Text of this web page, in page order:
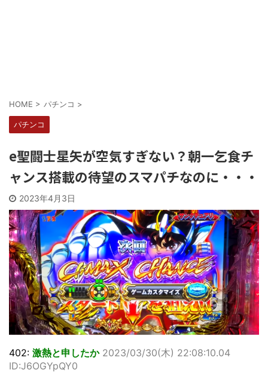
HOME > パチンコ >
パチンコ
e聖闘士星矢が空気すぎない？朝一乞食チ
ャンス搭載の待望のスマパチなのに・・・
2023年4月3日
402: 激熱と申したか 2023/03/30(木) 22:08:10.04
ID:J6OGYpQY0